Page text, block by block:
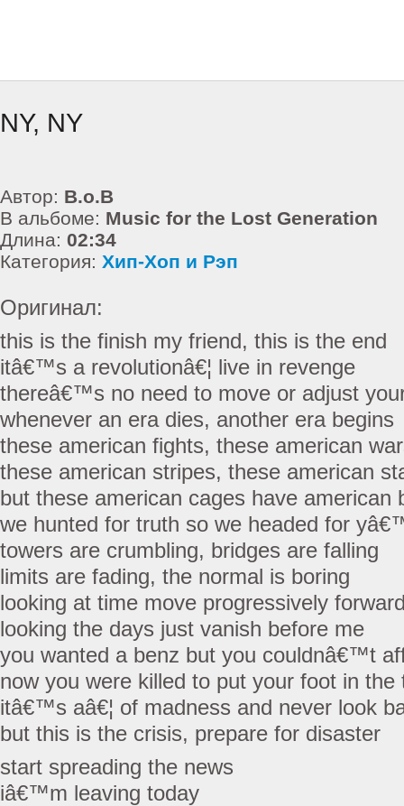
NY, NY
Автор: B.o.B
В альбоме: Music for the Lost Generation
Длина: 02:34
Категория: Хип-Хоп и Рэп
Оригинал:
this is the finish my friend, this is the end
itâ€™s a revolutionâ€¦ live in revenge
thereâ€™s no need to move or adjust
whenever an era dies, another era begins
these american fights, these american
these american stripes, these american
but these american cages have american
we hunted for truth so we headed for
towers are crumbling, bridges are falling
limits are fading, the normal is boring
looking at time move progressively
looking the days just vanish before me
you wanted a benz but you couldnâ€™t
now you were killed to put your foot in the
itâ€™s aâ€¦ of madness and never look
but this is the crisis, prepare for disaster
start spreading the news
iâ€™m leaving today